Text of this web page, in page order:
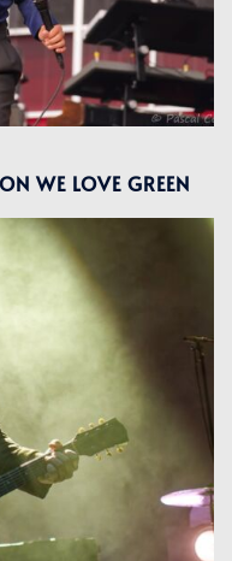
WE LOVE GREEN